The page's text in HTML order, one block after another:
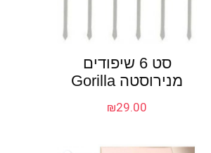
סט 6 שיפודים
מנירוסטה Gorilla
₪29.00